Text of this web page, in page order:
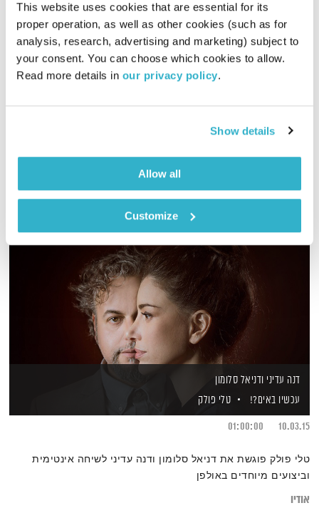
This website uses cookies that are essential for its
proper operation, as well as other cookies (such as for
analysis, research, advertising and marketing) subject to
your consent. You can choose which cookies to allow.
Read more details in our privacy policy.
Show details
Allow all
Customize
התבוננות שבועית
דליק ווליניץושמואל שאול
02.01.19
00:56:56
על הפרידה המתוקשרת של אבי גבאי וציפי לבני, בשבחי השעמום
בעולם, מנקודת מבט קצת אחרת
אודיו
דנה עדיני ודניאל סלומון
עכשיו באים?!
טלי פולק
10.03.15
01:00:00
טלי פולק פוגשת את דניאל סלומון ודנה עדיני לשיחה אינטימית
וביצועים מיוחדים באולפן
אודיו